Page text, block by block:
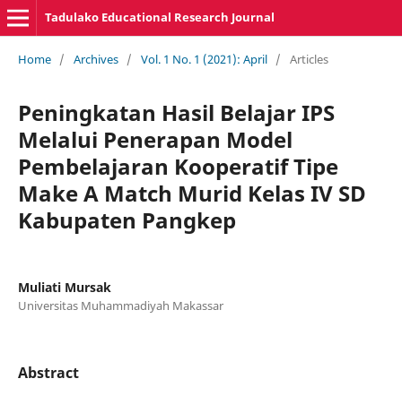
Tadulako Educational Research Journal
Home / Archives / Vol. 1 No. 1 (2021): April / Articles
Peningkatan Hasil Belajar IPS
Melalui Penerapan Model
Pembelajaran Kooperatif Tipe
Make A Match Murid Kelas IV SD
Kabupaten Pangkep
Muliati Mursak
Universitas Muhammadiyah Makassar
Abstract